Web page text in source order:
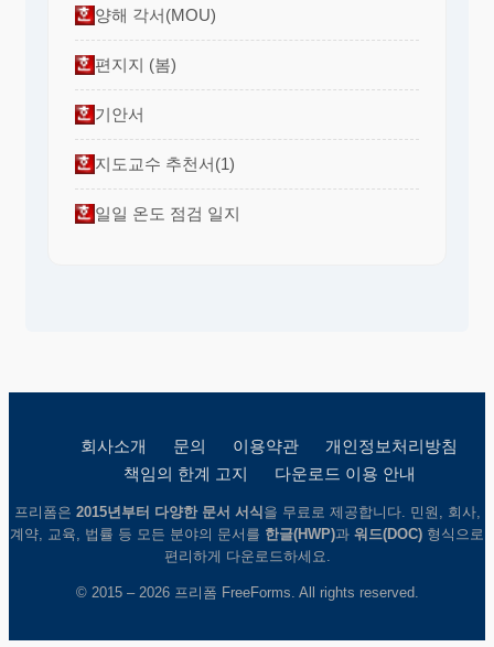
양해 각서(MOU)
편지지 (봄)
기안서
지도교수 추천서(1)
일일 온도 점검 일지
회사소개 문의 이용약관
개인정보처리방침
책임의 한계 고지
다운로드 이용 안내
프리폼은 2015년부터 다양한 문서 서식 을 무료로 제공합니다. 민원, 회사,
계약, 교육, 법률 등 모든 분야의 문서를 한글(HWP)과 워드(DOC) 형식으로
편리하게 다운로드하세요.
© 2015 – 2026 프리폼 FreeForms. All rights reserved.